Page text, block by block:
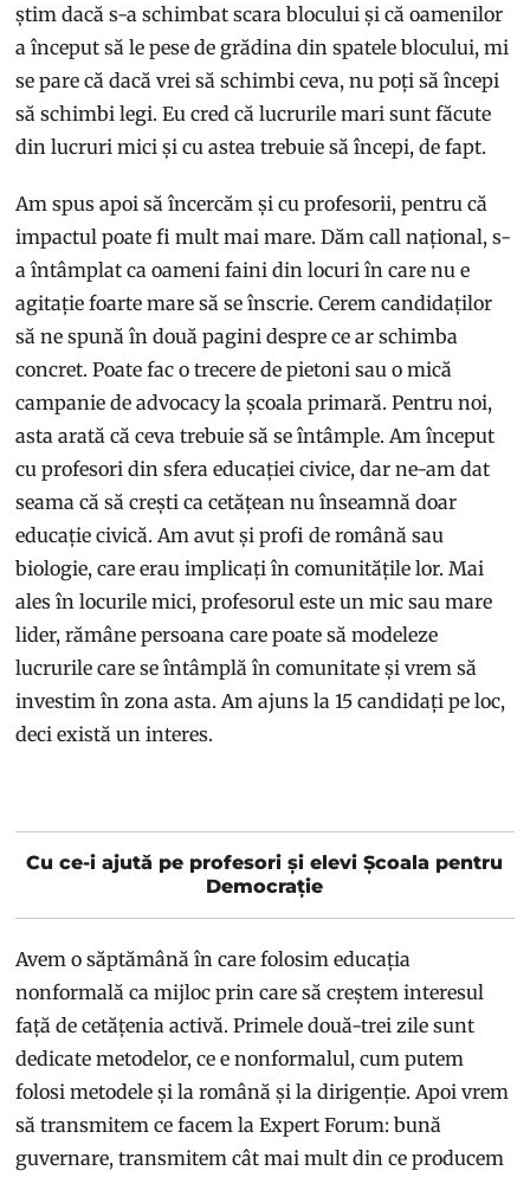
știm dacă s-a schimbat scara blocului și că oamenilor
a început să le pese de grădina din spatele blocului, mi
se pare că dacă vrei să schimbi ceva, nu poți să începi
să schimbi legi. Eu cred că lucrurile mari sunt făcute
din lucruri mici și cu astea trebuie să începi, de fapt.
Am spus apoi să încercăm și cu profesorii, pentru că
impactul poate fi mult mai mare. Dăm call național, s-
a întâmplat ca oameni faini din locuri în care nu e
agitație foarte mare să se înscrie. Cerem candidaților
să ne spună în două pagini despre ce ar schimba
concret. Poate fac o trecere de pietoni sau o mică
campanie de advocacy la școala primară. Pentru noi,
asta arată că ceva trebuie să se întâmple. Am început
cu profesori din sfera educației civice, dar ne-am dat
seama că să crești ca cetățean nu înseamnă doar
educație civică. Am avut și profi de română sau
biologie, care erau implicați în comunitățile lor. Mai
ales în locurile mici, profesorul este un mic sau mare
lider, rămâne persoana care poate să modeleze
lucrurile care se întâmplă în comunitate și vrem să
investim în zona asta. Am ajuns la 15 candidați pe loc,
deci există un interes.
Cu ce-i ajută pe profesori și elevi Școala pentru
Democrație
Avem o săptămână în care folosim educația
nonformală ca mijloc prin care să creștem interesul
față de cetățenia activă. Primele două-trei zile sunt
dedicate metodelor, ce e nonformalul, cum putem
folosi metodele și la română și la dirigenție. Apoi vrem
să transmitem ce facem la Expert Forum: bună
guvernare, transmitem cât mai mult din ce producem